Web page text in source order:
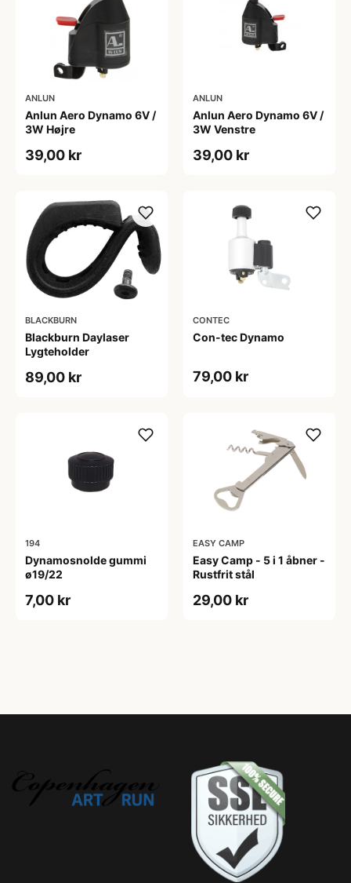
ANLUN
Anlun Aero Dynamo 6V /
3W Højre
39,00 kr
ANLUN
Anlun Aero Dynamo 6V /
3W Venstre
39,00 kr
BLACKBURN
Blackburn Daylaser
Lygteholder
89,00 kr
CONTEC
Con-tec Dynamo
79,00 kr
194
Dynamosnolde gummi
ø19/22
7,00 kr
EASY CAMP
Easy Camp - 5 i 1 åbner -
Rustfrit stål
29,00 kr